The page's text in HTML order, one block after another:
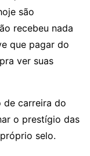
são
recebeu nada
que pagar do
ver suas
de carreira do
o prestígio das
selo.